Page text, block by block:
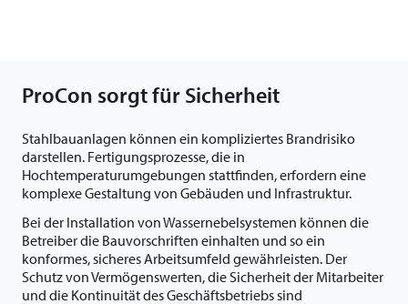
ProCon sorgt für Sicherheit
Stahlbauanlagen können ein kompliziertes Brandrisiko
darstellen. Fertigungsprozesse, die in
Hochtemperaturumgebungen stattfinden, erfordern eine
komplexe Gestaltung von Gebäuden und Infrastruktur.
Bei der Installation von Wassernebelsystemen können die
Betreiber die Bauvorschriften einhalten und so ein
konformes, sicheres Arbeitsumfeld gewährleisten. Der
Schutz von Vermögenswerten, die Sicherheit der Mitarbeiter
und die Kontinuität des Geschäftsbetriebs sind